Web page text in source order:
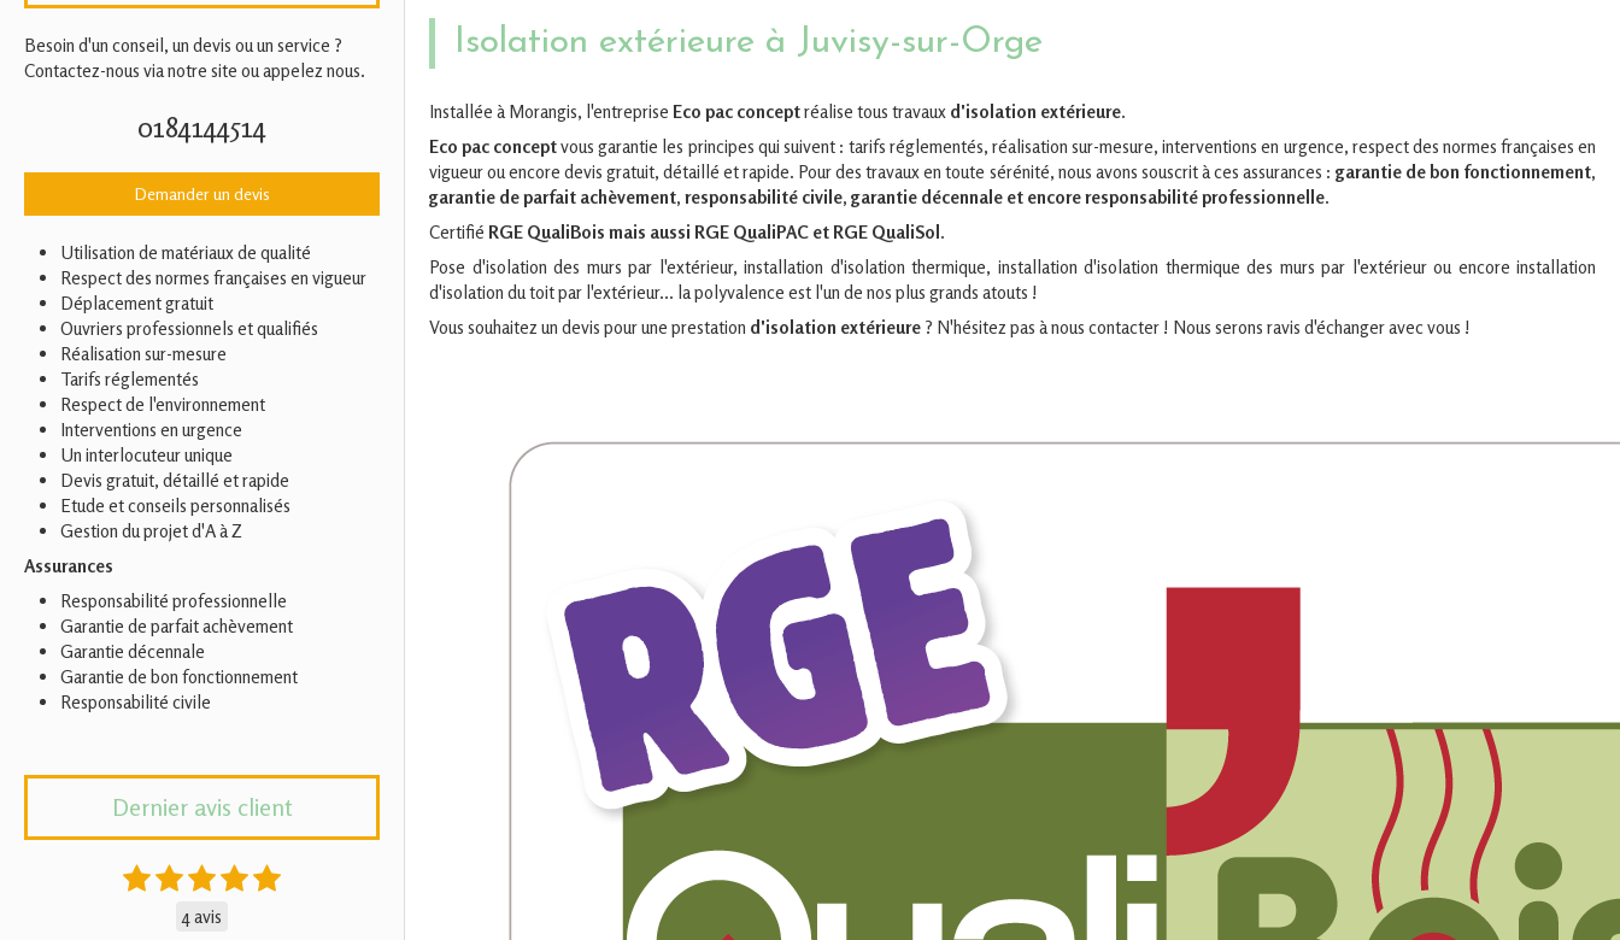
Besoin d'un conseil, un devis ou un service ?
Contactez-nous via notre site ou appelez nous.
0184144514
Demander un devis
Utilisation de matériaux de qualité
Respect des normes françaises en vigueur
Déplacement gratuit
Ouvriers professionnels et qualifiés
Réalisation sur-mesure
Tarifs réglementés
Respect de l'environnement
Interventions en urgence
Un interlocuteur unique
Devis gratuit, détaillé et rapide
Etude et conseils personnalisés
Gestion du projet d'A à Z
Assurances
Responsabilité professionnelle
Garantie de parfait achèvement
Garantie décennale
Garantie de bon fonctionnement
Responsabilité civile
Dernier avis client
4 avis
Isolation extérieure à Juvisy-sur-Orge
Installée à Morangis, l'entreprise Eco pac conceptréalise tous travaux d'isolation extérieure.
Eco pac conceptvous garantie les principes qui suivent : tarifs réglementés, réalisation sur-mesure, interventions en urgence, respect des normes françaises en
vigueur ou encore devis gratuit, détaillé et rapide. Pour des travaux en toute sérénité, nous avons souscrit à ces assurances : garantie de bon fonctionnement,
garantie de parfait achèvement, responsabilité civile, garantie décennale et encore responsabilité professionnelle.
Certifié RGE QualiBois mais aussi RGE QualiPAC et RGE QualiSol.
Pose d'isolation des murs par l'extérieur, installation d'isolation thermique, installation d'isolation thermique des murs par l'extérieur ou encore installation
d'isolation du toit par l'extérieur... la polyvalence est l'un de nos plus grands atouts !
Vous souhaitez un devis pour une prestation d'isolation extérieure ? N'hésitez pas à nous contacter ! Nous serons ravis d'échanger avec vous !